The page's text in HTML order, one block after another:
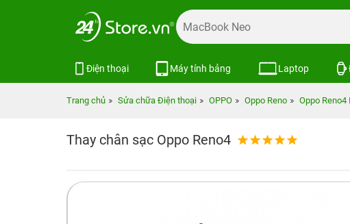
Điện thoại Máy tính bảng Laptop
Trang chủ Sửa chữa Điện thoại OPPO Oppo Reno Oppo Reno4
Thay chân sạc Oppo Reno4